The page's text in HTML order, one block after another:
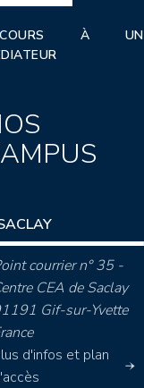
À UN
courrier n° 35 -
CEA de Saclay
Gif-sur-Yvette
d'infos et plan